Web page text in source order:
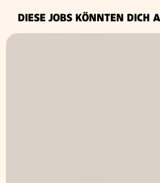
DIESE JOBS KÖNNTEN DICH